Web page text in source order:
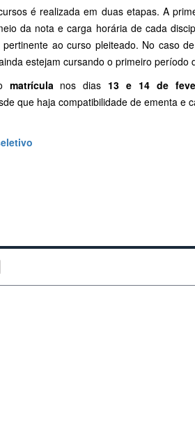
é realizada em duas etapas. A
da nota e carga horária de cada
ao curso pleiteado. No caso
estejam cursando o primeiro período
matrícula nos dias 13 e 14 de
que haja compatibilidade de ementa e